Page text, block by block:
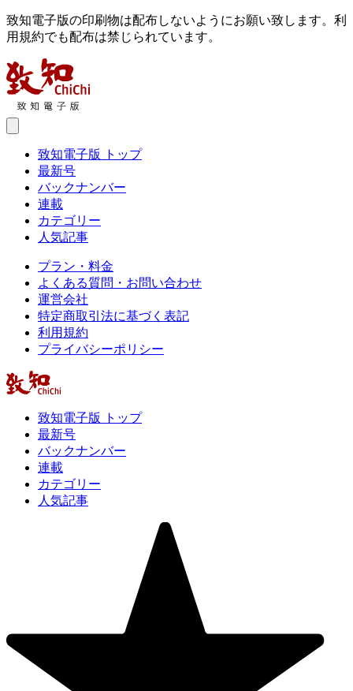
致知電子版の印刷物は配布しないようにお願い致します。利
用規約でも配布は禁じられています。
致知電子版 トップ
最新号
バックナンバー
連載
カテゴリー
人気記事
プラン・料金
よくある質問・お問い合わせ
運営会社
特定商取引法に基づく表記
利用規約
プライバシーポリシー
致知電子版 トップ
最新号
バックナンバー
連載
カテゴリー
人気記事